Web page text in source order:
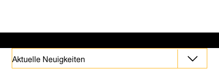
Aktuelle Neuigkeiten